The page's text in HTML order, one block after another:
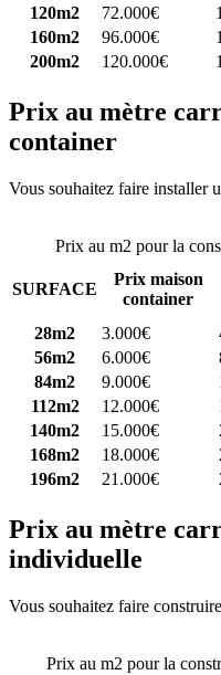
120m2
72.000€
160m2
96.000€
200m2
120.000€
Prix au mètre
container
Vous souhaitez faire installer
Prix au m2 pour la
SURFACE
Prix maison
container
28m2
3.000€
56m2
6.000€
84m2
9.000€
112m2
12.000€
140m2
15.000€
168m2
18.000€
196m2
21.000€
Prix au mètre
individuelle
Vous souhaitez faire
Prix au m2 pour la